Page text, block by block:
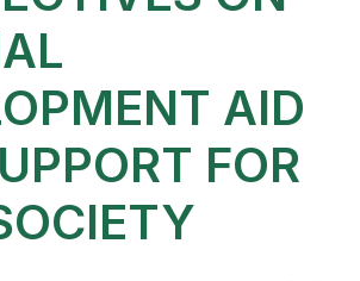
AID
FOR